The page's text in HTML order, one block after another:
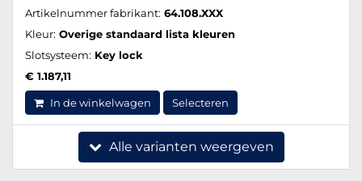
Artikelnummer fabrikant: 64.108.XXX
Kleur: Overige standaard lista kleuren
Slotsysteem: Key lock
€ 1.187,11
In de winkelwagen Selecteren
Alle varianten weergeven